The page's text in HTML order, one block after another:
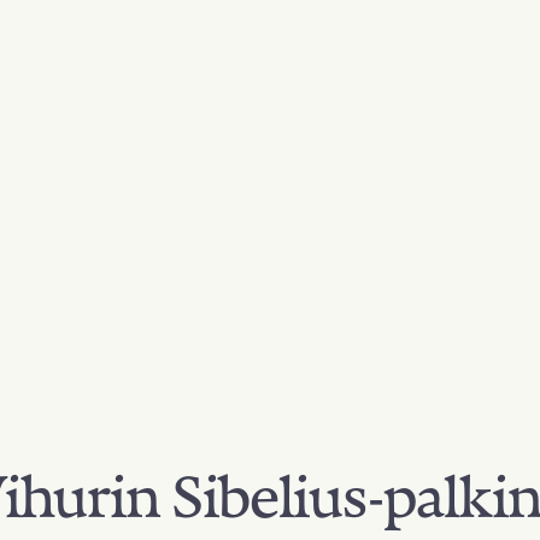
Sibelius-